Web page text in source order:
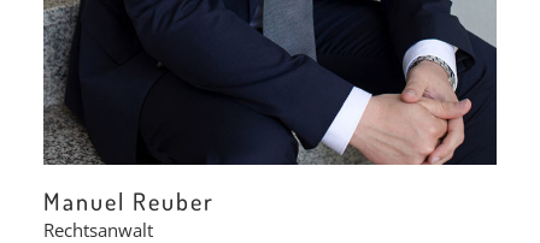
Manuel Reuber
Rechtsanwalt